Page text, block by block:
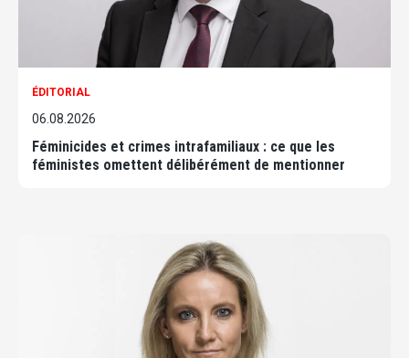
ÉDITORIAL
06.08.2026
Féminicides et crimes intrafamiliaux : ce que les
féministes omettent délibérément de mentionner